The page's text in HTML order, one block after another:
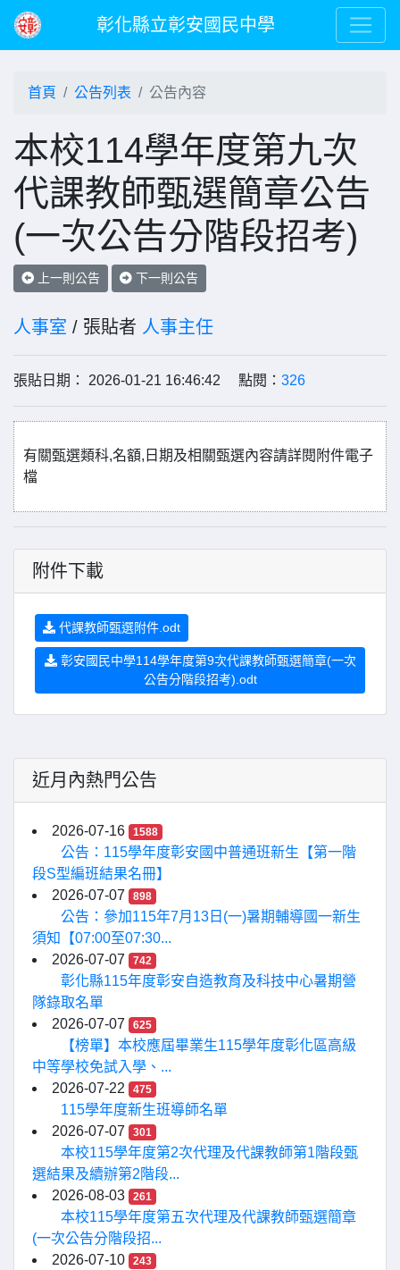
彰化縣立彰安國民中學
首頁 公告列表 公告內容
本校114學年度第九次
代課教師甄選簡章公告
(一次公告分階段招考)
上一則公告 下一則公告
人事室 / 張貼者 人事主任
張貼日期： 2026-01-21 16:46:42 點閱： 326
有關甄選類科,名額,日期及相關甄選內容請詳閱附件電子
檔
附件下載
代課教師甄選附件.odt
彰安國民中學114學年度第9次代課教師甄選簡章(一次
公告分階段招考).odt
近月內熱門公告
2026-07-16 1588
公告：115學年度彰安國中普通班新生【第一階
段S型編班結果名冊】
2026-07-07
898
公告：參加115年7月13日(一)暑期輔導國一新生
須知【07:00至07:30...
2026-07-07
742
彰化縣115年度彰安自造教育及科技中心暑期營
隊錄取名單
2026-07-07
625
【榜單】本校應屆畢業生115學年度彰化區高級
中等學校免試入學、...
2026-07-22
475
115學年度新生班導師名單
2026-07-07
301
本校115學年度第2次代理及代課教師第1階段甄
選結果及續辦第2階段...
2026-08-03
261
本校115學年度第五次代理及代課教師甄選簡章
(一次公告分階段招...
2026-07-10
243